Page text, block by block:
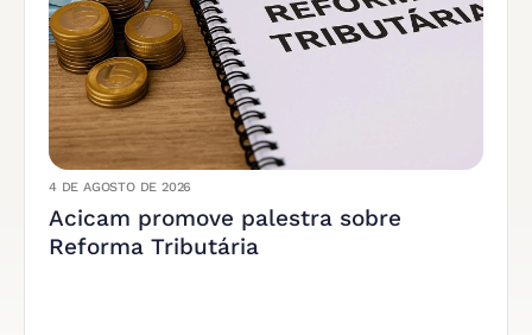
4 DE AGOSTO DE 2026
Acicam promove palestra sobre
Reforma Tributária